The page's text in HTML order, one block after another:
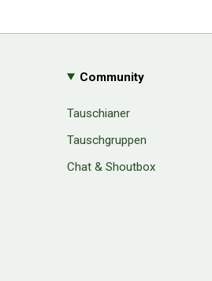
Community
Tauschianer
Tauschgruppen
Chat & Shoutbox